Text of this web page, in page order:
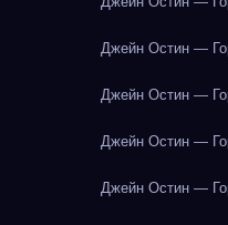
Джейн Остин —
Джейн Остин —
Джейн Остин —
Джейн Остин —